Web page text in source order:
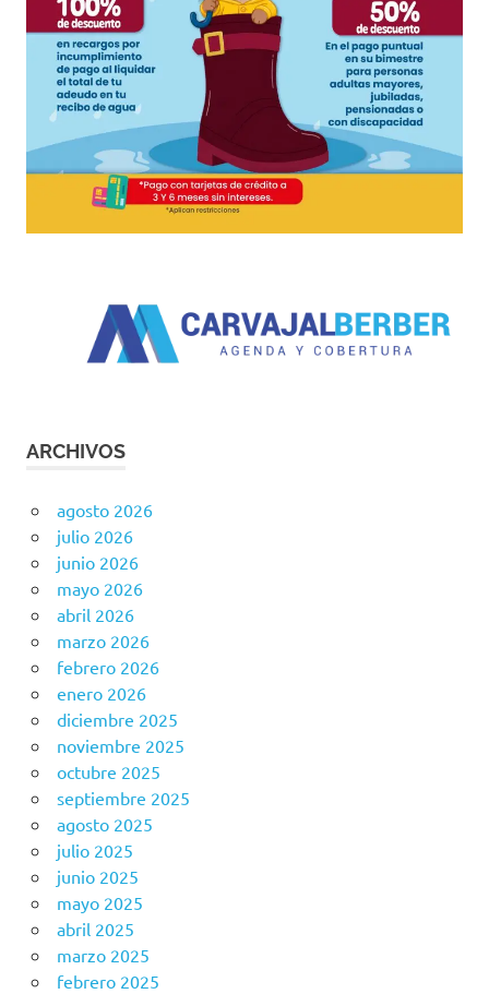
ARCHIVOS
agosto 2026
julio 2026
junio 2026
mayo 2026
abril 2026
marzo 2026
febrero 2026
enero 2026
diciembre 2025
noviembre 2025
octubre 2025
septiembre 2025
agosto 2025
julio 2025
junio 2025
mayo 2025
abril 2025
marzo 2025
febrero 2025